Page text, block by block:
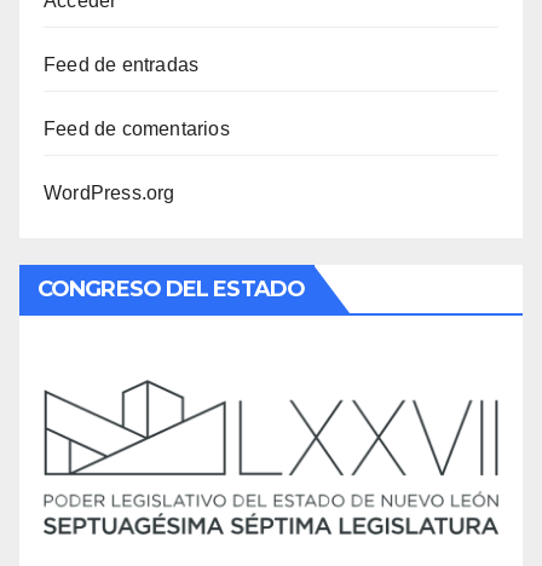
Feed de entradas
Feed de comentarios
WordPress.org
CONGRESO DEL ESTADO